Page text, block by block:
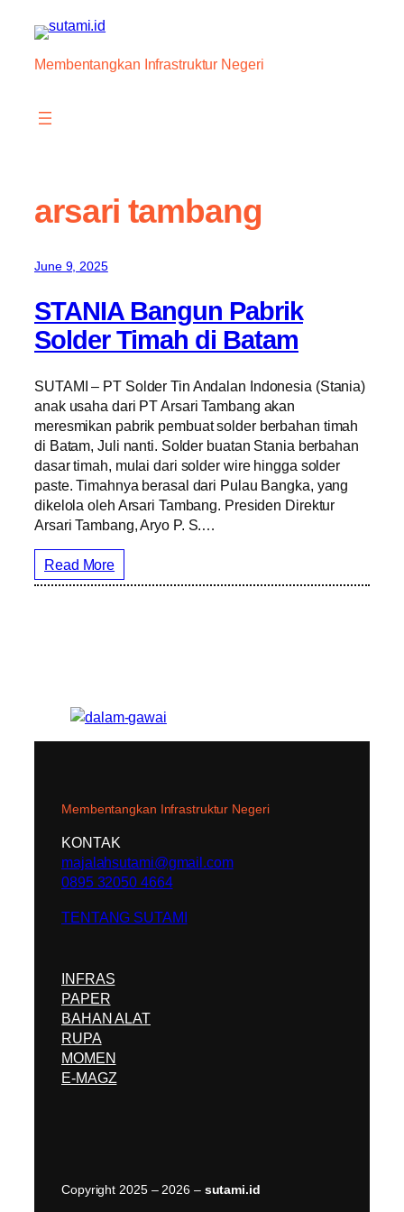
content
Membentangkan Infrastruktur Negeri
arsari tambang
June 9, 2025
STANIA Bangun Pabrik
Solder Timah di Batam
SUTAMI – PT Solder Tin Andalan Indonesia (Stania)
anak usaha dari PT Arsari Tambang akan
meresmikan pabrik pembuat solder berbahan timah
di Batam, Juli nanti. Solder buatan Stania berbahan
dasar timah, mulai dari solder wire hingga solder
paste. Timahnya berasal dari Pulau Bangka, yang
dikelola oleh Arsari Tambang. Presiden Direktur
Arsari Tambang, Aryo P. S.…
Read More
Membentangkan Infrastruktur Negeri
KONTAK
majalahsutami@gmail.com
0895 32050 4664
TENTANG SUTAMI
INFRAS
PAPER
BAHAN ALAT
RUPA
MOMEN
E-MAGZ
Copyright 2025 – 2026 – sutami.id